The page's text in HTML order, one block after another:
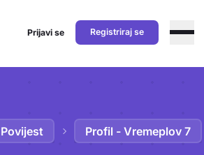
Prijavi se Registriraj se
Povijest Profil - Vremeplov 7